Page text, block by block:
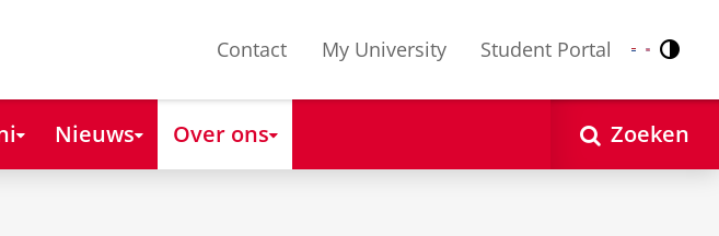
Contact My University Student Portal Nederlands
English
Nieuws Over ons Zoeken